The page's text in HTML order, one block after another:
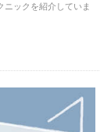
ックを紹介していま